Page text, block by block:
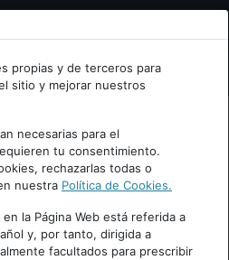
email.
Cancelar
propias y de terceros para
sitio y mejorar nuestros
necesarias para el
tu consentimiento.
rechazarlas todas o
nuestra Política de Cookies.
la Página Web está referida a
y, por tanto, dirigida a
facultados para prescribir